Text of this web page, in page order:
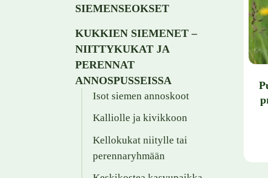
SIEMENSEOKSET
KUKKIEN SIEMENET –
NIITTYKUKAT JA
PERENNAT
ANNOSPUSSEISSA
Isot siemen annoskoot
Kalliolle ja kivikkoon
Kellokukat niitylle tai
perennaryhmään